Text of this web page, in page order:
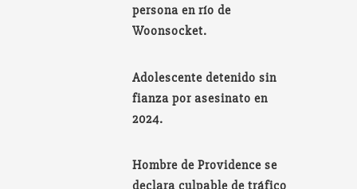
persona en río de
Woonsocket.
Adolescente detenido sin
fianza por asesinato en
2024.
Hombre de Providence se